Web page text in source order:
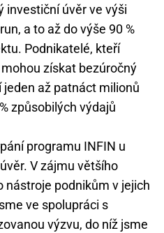
investiční úvěr ve výši
a to až do výše 90 %
Podnikatelé, kteří
získat bezúročný
až patnáct milionů
způsobilých výdajů
programu INFIN u
V zájmu většího
nástroje podnikům v jejich
ve spolupráci s
výzvu, do níž jsme